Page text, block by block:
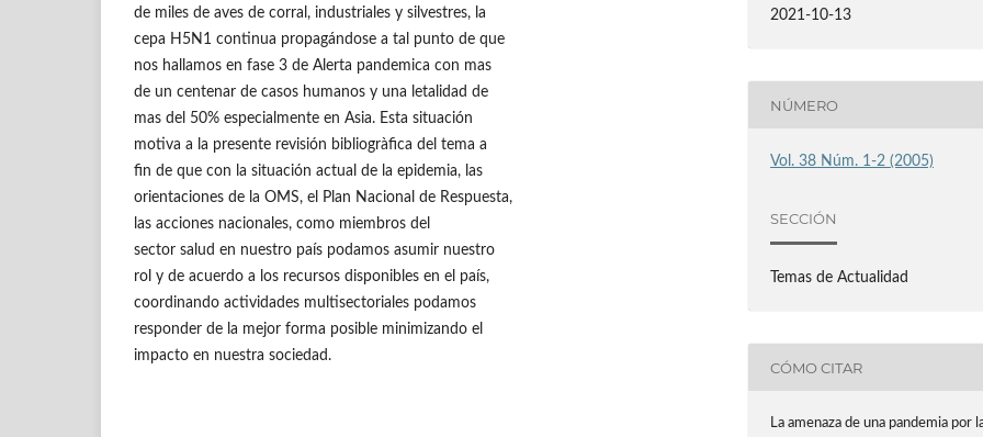
de miles de aves de corral, industriales y silvestres, la
cepa H5N1 continua propagándose a tal punto de que
nos hallamos en fase 3 de Alerta pandemica con mas
de un centenar de casos humanos y una letalidad de
mas del 50% especialmente en Asia. Esta situación
motiva a la presente revisión bibliogràfica del tema a
fin de que con la situación actual de la epidemia, las
orientaciones de la OMS, el Plan Nacional de Respuesta,
las acciones nacionales, como miembros del
sector salud en nuestro país podamos asumir nuestro
rol y de acuerdo a los recursos disponibles en el país,
coordinando actividades multisectoriales podamos
responder de la mejor forma posible minimizando el
impacto en nuestra sociedad.
2021-10-13
NÚMERO
Vol. 38 Núm. 1-2 (2005)
SECCIÓN
Temas de Actualidad
CÓMO CITAR
La amenaza de una pandemia por